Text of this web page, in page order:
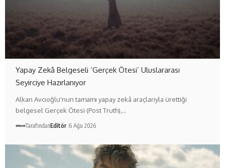
Yapay Zekâ Belgeseli ‘Gerçek Ötesi’ Uluslararası
Seyirciye Hazırlanıyor
Alkan Avcıoğlu'nun tamamı yapay zekâ araçlarıyla ürettiği
belgesel Gerçek Ötesi (Post Truth),…
TarafındanEditör 6 Ağu 2026